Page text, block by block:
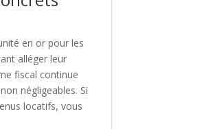
en or pour les
alléger leur
fiscal continue
négligeables. Si
locatifs, vous